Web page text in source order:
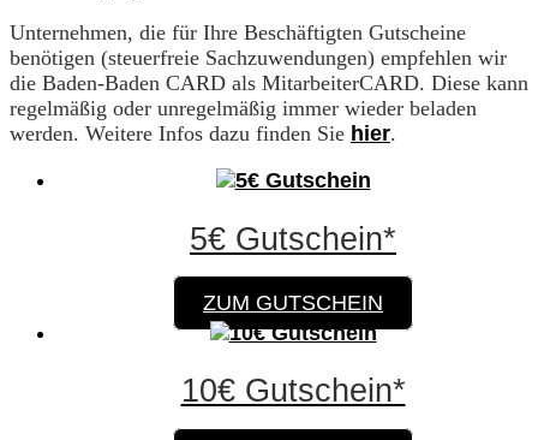
Unternehmen, die für Ihre Beschäftigten Gutscheine
benötigen (steuerfreie Sachzuwendungen) empfehlen wir
die Baden-Baden CARD als MitarbeiterCARD. Diese kann
regelmäßig oder unregelmäßig immer wieder beladen
werden. Weitere Infos dazu finden Sie hier.
5€ Gutschein*
ZUM GUTSCHEIN
10€ Gutschein*